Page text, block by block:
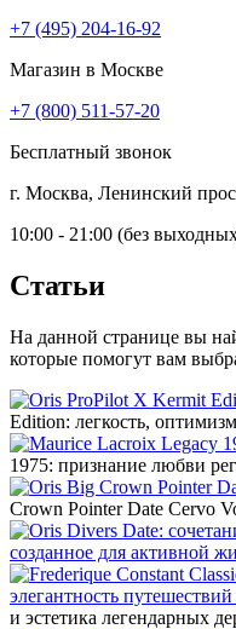
+7 (495) 204-16-92
Магазин в Москве
+7 (800) 511-57-20
Бесплатный звонок
г. Москва, Ленинский
10:00 - 21:00 (без
Статьи
На данной странице вы
которые помогут вам
Edition: легкость,
1975: признание любви
Crown Pointer Date Cervo
созданное для активной
элегантность
и эстетика легендарных